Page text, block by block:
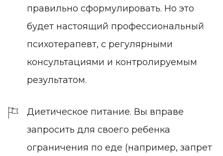
правильно сформулировать. Но это
будет настоящий профессиональный
психотерапевт, с регулярными
консультациями и контролируемым
результатом.
Диетическое питание. Вы вправе
запросить для своего ребенка
ограничения по еде (например, запрет